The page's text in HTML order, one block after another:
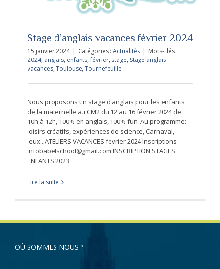
Stage d’anglais vacances février 2024
15 janvier 2024 | Catégories : Actualités | Mots-clés :
2024, anglais, enfants,février, stage, Stage anglais
vacances, Toulouse, Tournefeuille
Nous proposons un stage d'anglais pour les enfants
de la maternelle au CM2 du 12 au 16 février 2024 de
10h à 12h, 100% en anglais, 100% fun! Au programme:
loisirs créatifs, expériences de science, Carnaval,
jeux...ATELIERS VACANCES février 2024 Inscriptions
infobabelschool@gmail.com INSCRIPTION STAGES
ENFANTS 2023
Lire la suite
OÙ SOMMES NOUS ?